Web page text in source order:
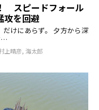
スピードフォール
攻を回避
けにあらず。 夕方から深
…
上晴彦,海太郎